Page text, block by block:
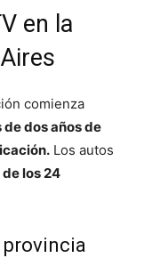
en la
comienza
dos años de
Los autos
los 24
provincia